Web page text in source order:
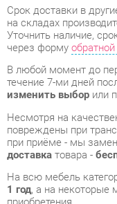
В любой момент до
течение 7-ми дней
изменить выборили
Несмотря на
повреждены при
при приёме - мы
доставкатовара -
На всю мебель
1 год, а на некоторые
приобретения.
Пуф Stool Group Кейси
качественное изделие
соответствующее
стандарту.